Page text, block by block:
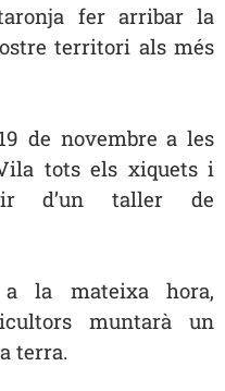
fer arribar la
territori als més
de novembre a les
tots els xiquets i
d’un taller de
a la mateixa hora,
muntarà un
terra.